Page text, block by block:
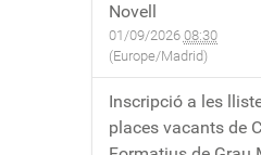
Novell
01/09/2026 08:30
(Europe/Madrid)
Inscripció a les
places vacants de